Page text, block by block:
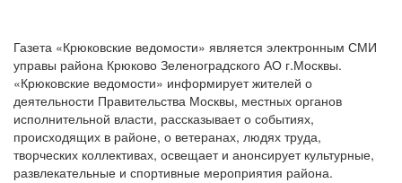
Газета «Крюковские ведомости» является электронным СМИ
управы района Крюково Зеленоградского АО г.Москвы.
«Крюковские ведомости» информирует жителей о
деятельности Правительства Москвы, местных органов
исполнительной власти, рассказывает о событиях,
происходящих в районе, о ветеранах, людях труда,
творческих коллективах, освещает и анонсирует культурные,
развлекательные и спортивные мероприятия района.